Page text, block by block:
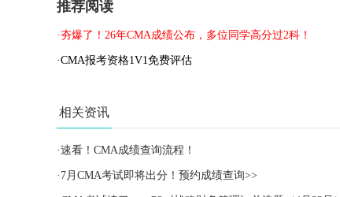
推荐阅读
·夯爆了！26年CMA成绩公布，多位同学高分过2科！
·CMA报考资格1V1免费评估
相关资讯
·速看！CMA成绩查询流程！
· 7月CMA考试即将出分！预约成绩查询>>